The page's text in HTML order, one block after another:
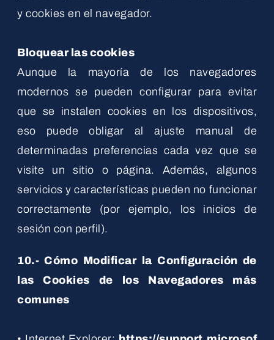
y cookies en el navegador.
Bloquear las cookies
Aunque la mayoría de los navegadores
modernos se pueden configurar para evitar
que se instalen cookies en los dispositivos,
eso puede obligar al ajuste manual de
determinadas preferencias cada vez que se
visite un sitio o página. Además, algunos
servicios y características pueden no funcionar
correctamente (por ejemplo, los inicios de
sesión con perfil).
10.- Cómo Modificar la Configuración de
las Cookies de los Navegadores más
comunes